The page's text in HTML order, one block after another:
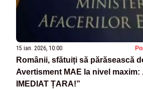
15 ian. 2026, 10:00
Românii, sfătuiți să părăsească
Avertisment MAE la nivel maxim:
IMEDIAT ȚARA!”